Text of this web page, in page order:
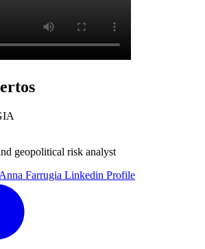
geopolitical risk analyst
Anna Farrugia Linkedin Profile